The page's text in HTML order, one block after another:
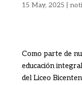
15 May, 2025
Como parte de
educación
del Liceo